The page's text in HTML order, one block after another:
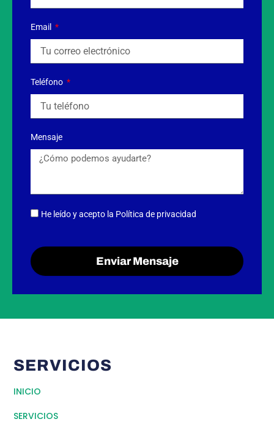
Email
Teléfono
Mensaje
He leído y acepto la Política de privacidad
Enviar Mensaje
SERVICIOS
INICIO
SERVICIOS